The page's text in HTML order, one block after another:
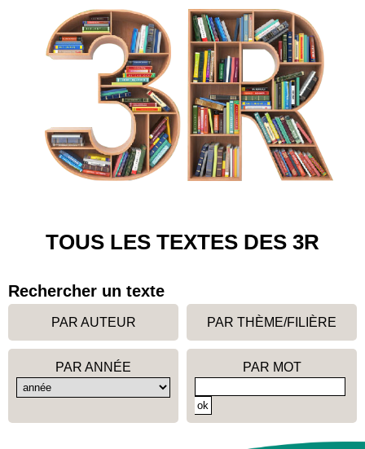
TOUS LES TEXTES DES 3R
Rechercher un texte
PAR AUTEUR PAR THÈME/FILIÈRE
PAR ANNÉE PAR MOT